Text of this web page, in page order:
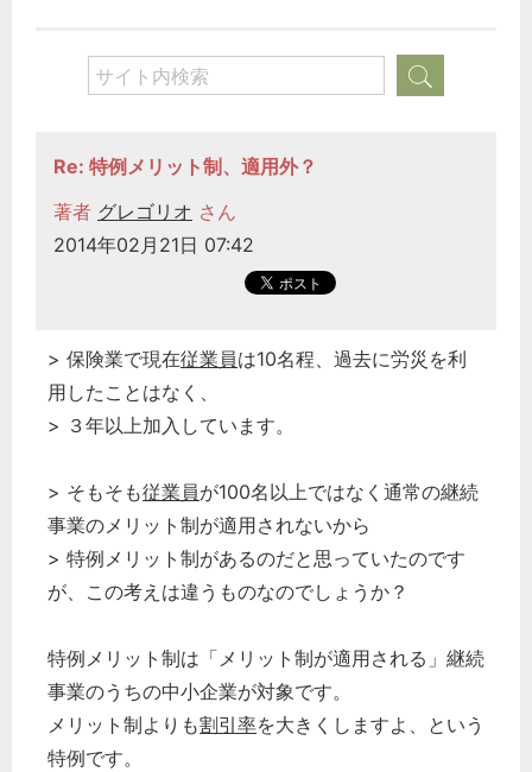
Re: 特例メリット制、適用外？
著者 グレゴリオ さん
2014年02月21日 07:42
> 保険業で現在従業員は10名程、過去に労災を利
用したことはなく、
> ３年以上加入しています。
> そもそも従業員が100名以上ではなく通常の継続
事業のメリット制が適用されないから
> 特例メリット制があるのだと思っていたのです
が、この考えは違うものなのでしょうか？
特例メリット制は「メリット制が適用される」継続
事業のうちの中小企業が対象です。
メリット制よりも割引率を大きくしますよ、という
特例です。